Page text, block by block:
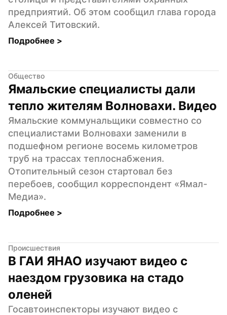
предприятий. Об этом сообщил глава города
Алексей Титовский.
Подробнее >
Общество
Ямальские специалисты дали
тепло жителям Волновахи. Видео
Ямальские коммунальщики совместно со
специалистами Волновахи заменили в
подшефном регионе восемь километров
труб на трассах теплоснабжения.
Отопительный сезон стартовал без
перебоев, сообщил корреспондент «Ямал-
Медиа».
Подробнее >
Происшествия
В ГАИ ЯНАО изучают видео с
наездом грузовика на стадо
оленей
Госавтоинспекторы изучают видео с